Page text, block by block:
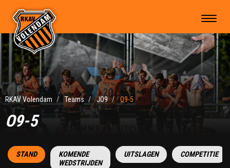
RKAV Volendam Teams JO9 O9-5
O9-5
STAND
KOMENDE
WEDSTRIJDEN
UITSLAGEN COMPETITIE